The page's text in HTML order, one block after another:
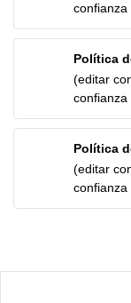
confianza
Política
(editar
confianza
Política
(editar
confianza